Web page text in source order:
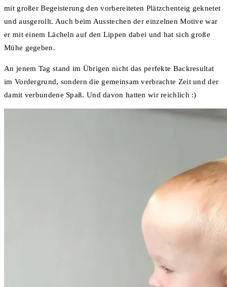
mit großer Begeisterung den vorbereiteten Plätzchenteig geknetet
und ausgerollt. Auch beim Ausstechen der einzelnen Motive war
er mit einem Lächeln auf den Lippen dabei und hat sich große
Mühe gegeben.
An jenem Tag stand im Übrigen nicht das perfekte Backresultat
im Vordergrund, sondern die gemeinsam verbrachte Zeit und der
damit verbundene Spaß. Und davon hatten wir reichlich :)